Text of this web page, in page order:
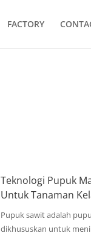
FACTORY
Teknologi Pupuk
Untuk Tanaman
Pupuk sawit adalah
dikhususkan untuk